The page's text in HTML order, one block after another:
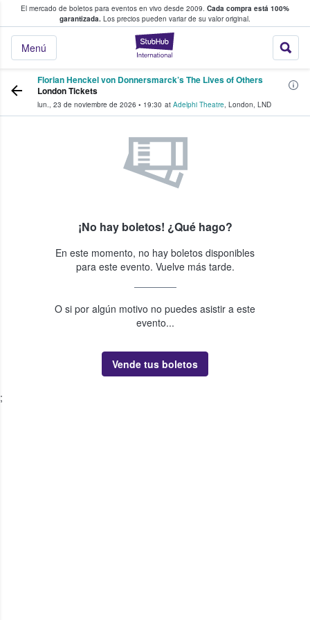
El mercado de boletos para eventos en vivo desde 2009. Cada compra está 100%
garantizada. Los precios pueden variar de su valor original.
StubHub: donde
Menú
fans compran y venden boletos
Florian Henckel von Donnersmarck’s The Lives of Others
London Tickets
lun., 23 de noviembre de 2026 • 19:30 at Adelphi Theatre, London, LND
¡No hay boletos! ¿Qué hago?
En este momento, no hay boletos disponibles
para este evento. Vuelve más tarde.
O si por algún motivo no puedes asistir a este
evento...
Vende tus boletos
;